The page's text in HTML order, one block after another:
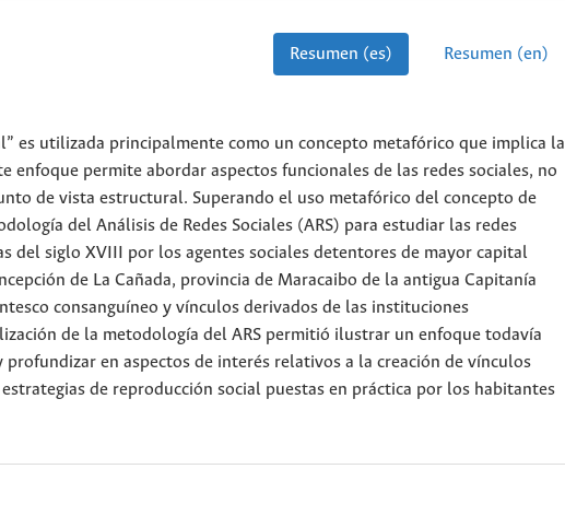
Resumen (es) Resumen (en)
es utilizada principalmente como un concepto metafórico que implica la
enfoque permite abordar aspectos funcionales de las redes sociales, no
de vista estructural. Superando el uso metafórico del concepto de
del Análisis de Redes Sociales (ARS) para estudiar las redes
del siglo XVIII por los agentes sociales detentores de mayor capital
de La Cañada, provincia de Maracaibo de la antigua Capitanía
consanguíneo y vínculos derivados de las instituciones
de la metodología del ARS permitió ilustrar un enfoque todavía
en aspectos de interés relativos a la creación de vínculos
de reproducción social puestas en práctica por los habitantes